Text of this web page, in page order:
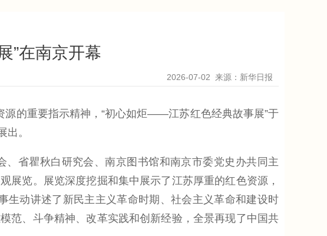
”在南京开幕
2026-07-02 来源：新华日报
的重要指示精神，“初心如炬——江苏红色经典故事展”于
。
省瞿秋白研究会、南京图书馆和南京市委党史办共同主
展览。展览深度挖掘和集中展示了江苏厚重的红色资源，
生动讲述了新民主主义革命时期、社会主义革命和建设时
范、斗争精神、改革实践和创新经验，全景再现了中国共